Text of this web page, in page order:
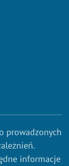
prowadzonych
informacje